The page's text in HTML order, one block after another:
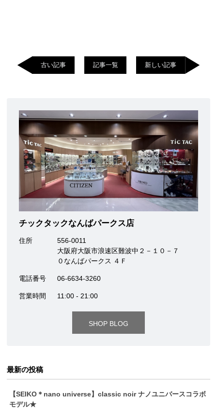
古い記事 記事一覧 新しい記事
チックタックなんばパークス店
住所
556-0011
大阪府大阪市浪速区難波中２－１０－７
０なんばパークス ４Ｆ
電話番号 06-6634-3260
営業時間 11:00 - 21:00
SHOP BLOG
最新の投稿
【SEIKO＊nano universe】classic noir ナノユニバースコラボ
モデル★